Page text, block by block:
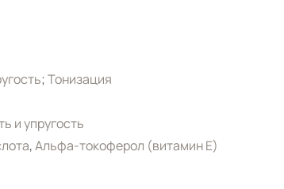
;Тонизация
и упругость
,Альфа-токоферол (витамин Е)